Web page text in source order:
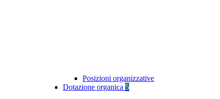
Posizioni organizzative
Dotazione organica 5